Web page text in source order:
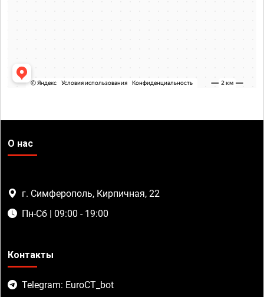
О нас
г. Симферополь, Кирпичная, 22
Пн-Сб | 09:00 - 19:00
Контакты
Telegram: EuroCT_bot